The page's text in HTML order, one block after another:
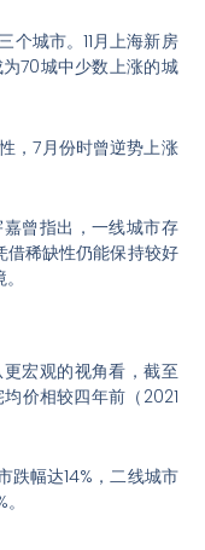
个城市。11月上海新房
为70城中少数上涨的城
，7月份时曾逆势上涨
曾指出，一线城市存
借稀缺性仍能保持较好
。
宏观的视角看，截至
价相较四年前（2021
跌幅达14%，二线城市
。